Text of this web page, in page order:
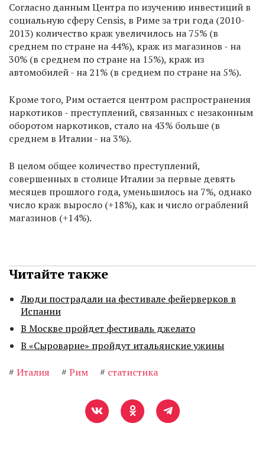
Согласно данным Центра по изучению инвестиций в
социальную сферу Censis, в Риме за три года (2010-
2013) количество краж увеличилось на 75% (в
среднем по стране на 44%), краж из магазинов - на
30% (в среднем по стране на 15%), краж из
автомобилей - на 21% (в среднем по стране на 5%).
Кроме того, Рим остается центром распространения
наркотиков - преступлений, связанных с незаконным
оборотом наркотиков, стало на 43% больше (в
среднем в Италии - на 3%).
В целом общее количество преступлений,
совершенных в столице Италии за первые девять
месяцев прошлого года, уменьшилось на 7%, однако
число краж выросло (+18%), как и число ограблений
магазинов (+14%).
Читайте также
Люди пострадали на фестивале фейерверков в
Испании
В Москве пройдет фестиваль джелато
В «Сыроварне» пройдут итальянские ужины
# Италия # Рим # статистика